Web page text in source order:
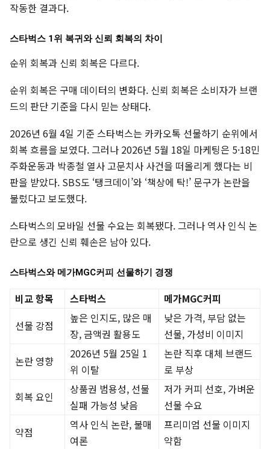
작동한 결과다.
스타벅스 1위 복귀와 신뢰 회복의 차이
순위 회복과 신뢰 회복은 다르다.
순위 회복은 구매 데이터의 변화다. 신뢰 회복은 소비자가 브랜
드의 판단 기준을 다시 믿는 상태다.
2026년 6월 4일 기준 스타벅스는 카카오톡 선물하기 순위에서
회복 흐름을 보였다. 그러나 2026년 5월 18일 마케팅은 5·18민
주화운동과 박종철 열사 고문치사 사건을 떠올리게 했다는 비
판을 받았다. SBS도 ‘탱크데이’와 ‘책상에 탁!’ 문구가 논란을
불렀다고 보도했다.
스타벅스의 모바일 선물 수요는 회복됐다. 그러나 역사 인식 논
란으로 생긴 신뢰 훼손은 남아 있다.
스타벅스와 메가MGC커피 선물하기 경쟁
비교 항목 스타벅스
메가MGC커피
선물 강점
높은 인지도, 많은 매
장, 금액권 활용도
낮은 가격, 부담 없는
선물, 가성비 이미지
논란 영향
2026년 5월 25일 1
위 이탈
논란 직후 대체 브랜드
로 부상
회복 요인
상품권 범용성, 선물
실패 가능성 낮음
저가 커피 선호, 가벼운
선물 수요
약점
역사 인식 논란, 불매
여론
프리미엄 선물 이미지
약함